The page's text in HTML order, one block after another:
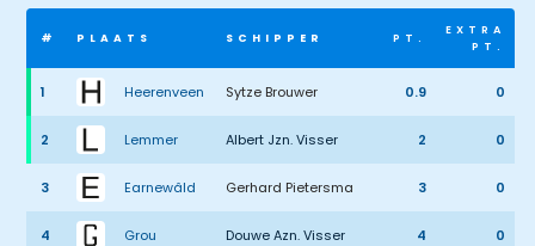
# PLAATS SCHIPPER PT.
EXTRA
PT.
1 Heerenveen Sytze Brouwer 0.9 0
2 Lemmer Albert Jzn. Visser 2 0
3 Earnewâld Gerhard Pietersma 3 0
4 Grou Douwe Azn. Visser 4 0